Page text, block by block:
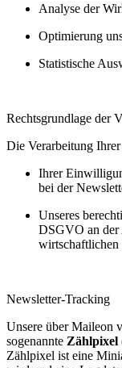
Analyse der
Optimierung
Statistische
Rechtsgrundlage der
Die Verarbeitung
Ihrer
bei der
Unseres
DSGVO an der
wirtschaftlichen
Newsletter-Tracking
Unsere über Maileon
sogenannte Zählpixel
Zählpixel ist eine